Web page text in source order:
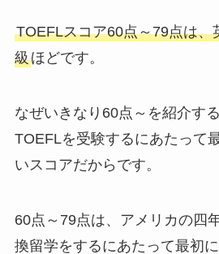
TOEFLスコア60点～79点は、
級ほどです。
なぜいきなり60点～を紹介す
TOEFLを受験するにあたって
いスコアだからです。
60点～79点は、アメリカの四
換留学をするにあたって最初